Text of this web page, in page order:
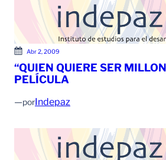
Abr 2, 2009
“QUIEN QUIERE SER
PELÍCULA
—porIndepaz